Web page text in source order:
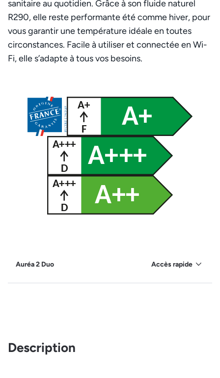
sanitaire au quotidien. Grâce à son fluide naturel
R290, elle reste performante été comme hiver, pour
vous garantir une température idéale en toutes
circonstances. Facile à utiliser et connectée en Wi-
Fi, elle s’adapte à tous vos besoins.
Auréa 2 Duo Accès rapide
Description